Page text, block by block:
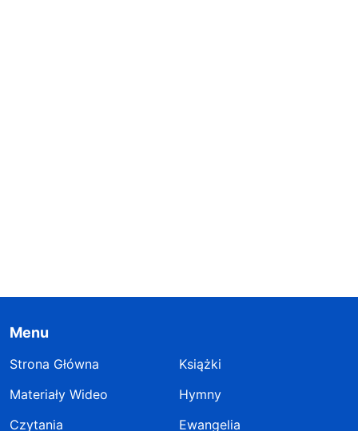
Menu
Strona Główna
Książki
Materiały Wideo
Hymny
Czytania
Ewangelia